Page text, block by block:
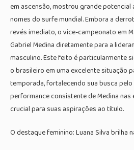
em ascensão, mostrou grande
nomes do surfe mundial. Embora a
revés imediato, o vice-campeonato em
Gabriel Medina diretamente para a
masculino. Este feito é particularmente
o brasileiro em uma excelente situação
temporada, fortalecendo sua busca
performance consistente de Medina
crucial para suas aspirações ao título.
O destaque feminino: Luana Silva brilha